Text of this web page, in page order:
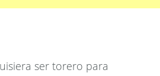
ser torero para